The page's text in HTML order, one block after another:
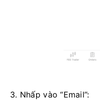
3. Nhấp vào “Email”: